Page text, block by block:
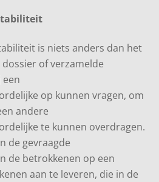
is niets anders dan het
of verzamelde
een
op kunnen vragen, om
andere
te kunnen overdragen.
de gevraagde
de betrokkenen op een
aan te leveren, die in de